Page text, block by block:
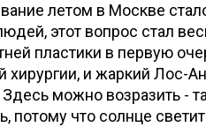
летом в Москве
этот вопрос стал
пластики в первую
хирургии, и жаркий Лос-
Здесь можно возразить -
потому что солнце